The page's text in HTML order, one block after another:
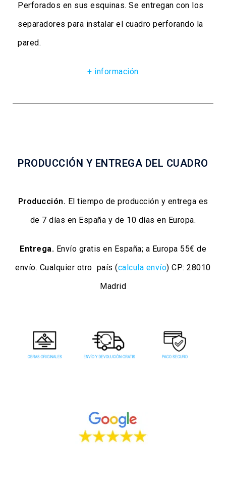
Perforados en sus esquinas. Se entregan con los
separadores para instalar el cuadro perforando la
pared.
+ información
PRODUCCIÓN Y ENTREGA DEL CUADRO
Producción. El tiempo de producción y entrega es
de 7 días en España y de 10 días en Europa.
Entrega. Envío gratis en España; a Europa 55€ de
envío. Cualquier otro país (calcula envío) CP: 28010
Madrid